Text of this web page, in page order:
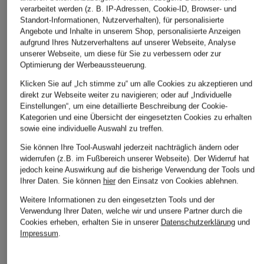
verarbeitet werden (z. B. IP-Adressen, Cookie-ID, Browser- und
Standort-Informationen, Nutzerverhalten), für personalisierte
Angebote und Inhalte in unserem Shop, personalisierte Anzeigen
aufgrund Ihres Nutzerverhaltens auf unserer Webseite, Analyse
unserer Webseite, um diese für Sie zu verbessern oder zur
Optimierung der Werbeaussteuerung.
Klicken Sie auf „Ich stimme zu“ um alle Cookies zu akzeptieren und
direkt zur Webseite weiter zu navigieren; oder auf „Individuelle
Einstellungen“, um eine detaillierte Beschreibung der Cookie-
Kategorien und eine Übersicht der eingesetzten Cookies zu erhalten
sowie eine individuelle Auswahl zu treffen.
Sie können Ihre Tool-Auswahl jederzeit nachträglich ändern oder
widerrufen (z.B. im Fußbereich unserer Webseite). Der Widerruf hat
jedoch keine Auswirkung auf die bisherige Verwendung der Tools und
Ihrer Daten. Sie können hierden Einsatz von Cookies ablehnen.
Weitere Informationen zu den eingesetzten Tools und der
Verwendung Ihrer Daten, welche wir und unsere Partner durch die
Cookies erheben, erhalten Sie in unserer Datenschutzerklärungund
Impressum.